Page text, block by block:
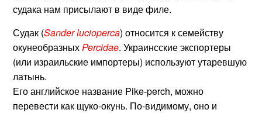
судака нам присылают в виде филе.
Судак (Sander lucioperca) относится к семейству
окунеобразныхPercidae. Украинсские экспортеры
(или израильские импортеры) используют утаревшую
латынь.
Его английское название Pike-perch, можно
перевести как щуко-окунь. По-видимому, оно и